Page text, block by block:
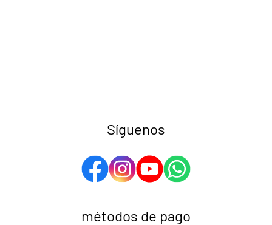
Síguenos
métodos de pago